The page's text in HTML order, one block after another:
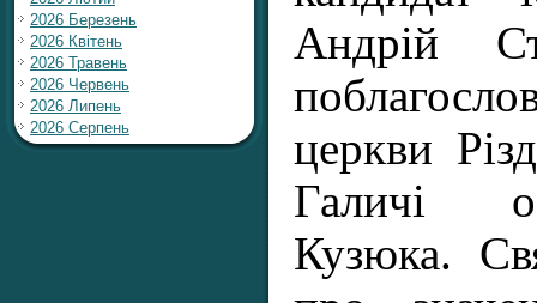
2026 Березень
2026 Квітень
2026 Травень
2026 Червень
2026 Липень
2026 Серпень
Андрій
церкви
Галичі
Кузюка.